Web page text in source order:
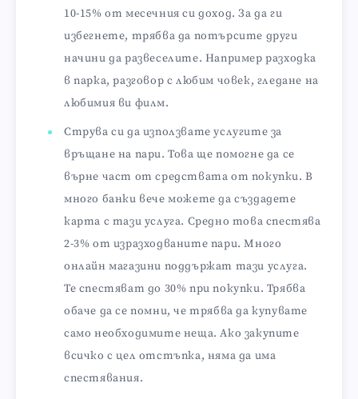
10-15% от месечния си доход. За да ги
избегнете, трябва да потърсите други
начини да развеселите. Например разходка
в парка, разговор с любим човек, гледане на
любимия ви филм.
Струва си да използвате услугите за
връщане на пари. Това ще помогне да се
върне част от средствата от покупки. В
много банки вече можете да създадете
карта с тази услуга. Средно това спестява
2-3% от изразходваните пари. Много
онлайн магазини поддържат тази услуга.
Те спестяват до 30% при покупки. Трябва
обаче да се помни, че трябва да купувате
само необходимите неща. Ако закупите
всичко с цел отстъпка, няма да има
спестявания.